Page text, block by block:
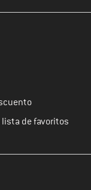
y crea tu
de favoritos